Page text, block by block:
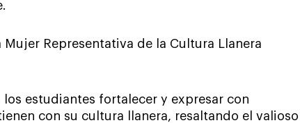
Representativa de la Cultura Llanera
estudiantes fortalecer y expresar con
con su cultura llanera, resaltando el valioso